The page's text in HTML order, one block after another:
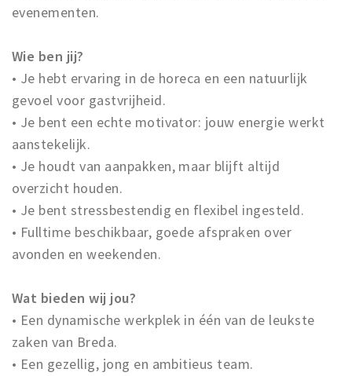
evenementen.
Wie ben jij?
• Je hebt ervaring in de horeca en een natuurlijk
gevoel voor gastvrijheid.
• Je bent een echte motivator: jouw energie werkt
aanstekelijk.
• Je houdt van aanpakken, maar blijft altijd
overzicht houden.
• Je bent stressbestendig en flexibel ingesteld.
• Fulltime beschikbaar, goede afspraken over
avonden en weekenden.
Wat bieden wij jou?
• Een dynamische werkplek in één van de leukste
zaken van Breda.
• Een gezellig, jong en ambitieus team.